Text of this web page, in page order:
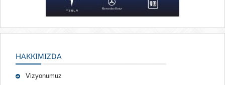
HAKKIMIZDA
Vizyonumuz